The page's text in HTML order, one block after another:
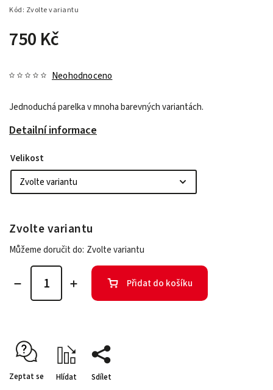
Kód: Zvolte variantu
750 Kč
Neohodnoceno
Jednoduchá parelka v mnoha barevných variantách.
Detailní informace
Velikost
Zvolte variantu
Můžeme doručit do: Zvolte variantu
Přidat do košíku
Zeptat se Hlídat Sdílet